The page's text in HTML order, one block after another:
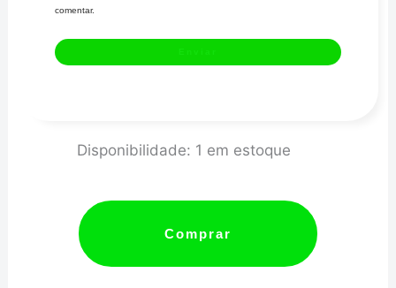
comentar.
Disponibilidade: 1 em estoque
de
de
Mancal
0,25
Comprar